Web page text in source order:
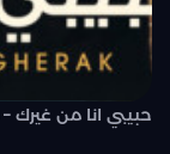
حبيبي انا من